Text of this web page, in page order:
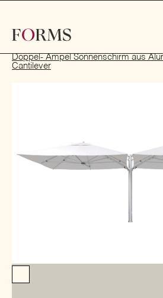
Doppel- Ampel Sonnenschirm aus
Cantilever